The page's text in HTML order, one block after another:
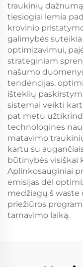
traukinių
tiesiogiai lemia
krovinio
galimybės
optimizavimui,
strateginiam
našumo
tendencijas,
išteklių
sistemai veikti
pat metu
technologines
matavimo
kartu su
būtinybės visiškai
Aplinkosauginiai
emisijas dėl
medžiagų š
priežiūros
tarnavimo laiką.